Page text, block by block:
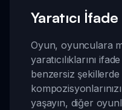
Yaratıcı İfade
Oyun, oyunculara
yaratıcılıklarını
benzersiz şekillerde
yaşayın, diğer